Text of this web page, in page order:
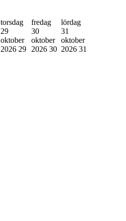
torsdag
29
oktober
2026 29
fredag
30
oktober
2026 30
lördag
31
oktober
2026 31